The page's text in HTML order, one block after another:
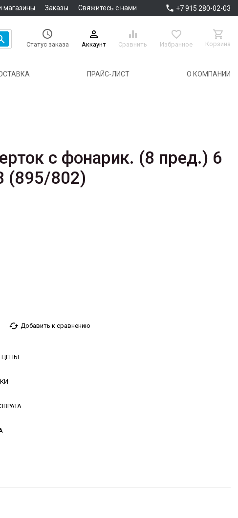
магазины Заказы Свяжитесь с нами  +7 915 280-02-03

Статус заказа

Аккаунт

Сравнить

Избранное

Корзина
ПРАЙС-ЛИСТ О КОМПАНИИ
с фонарик. (8 пред.) 6
(895/802)
cached Добавить к сравнению